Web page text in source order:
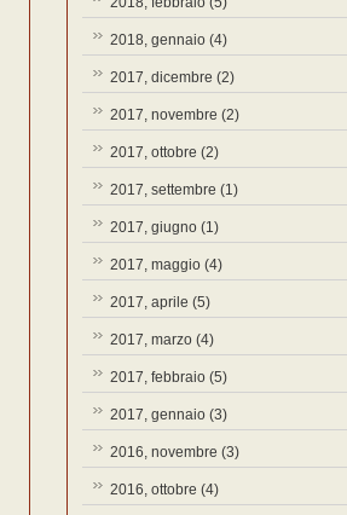
2018, gennaio (4)
2017, dicembre (2)
2017, novembre (2)
2017, ottobre (2)
2017, settembre (1)
2017, giugno (1)
2017, maggio (4)
2017, aprile (5)
2017, marzo (4)
2017, febbraio (5)
2017, gennaio (3)
2016, novembre (3)
2016, ottobre (4)